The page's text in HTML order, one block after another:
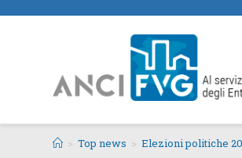
> Top news > Elezioni politiche